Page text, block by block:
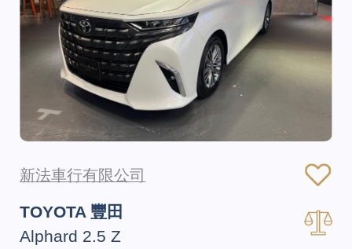
新法車行有限公司
TOYOTA 豐田
Alphard 2.5 Z